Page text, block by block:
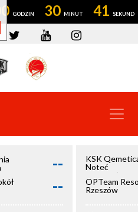
00 30 40
--
--
KSK
Noteć
Inowrocław
OPTeam
Rzeszów